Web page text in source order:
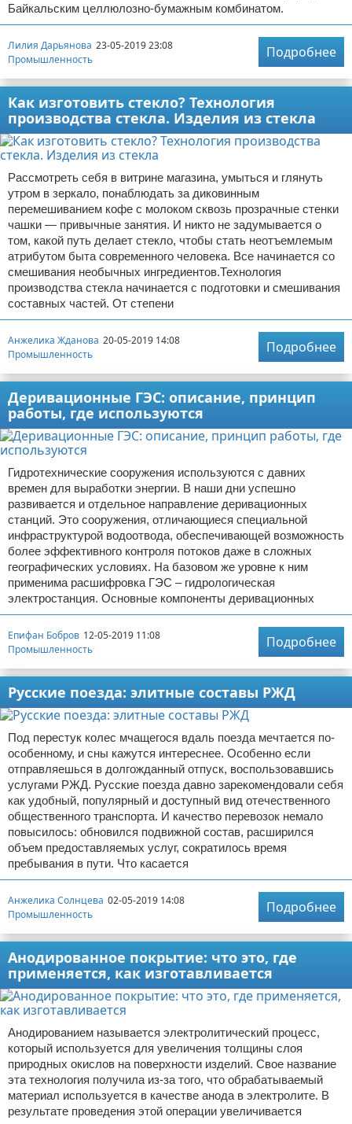
Байкальским целлюлозно-бумажным комбинатом.
Лилия Дарьянова 23-05-2019 23:08
Промышленность
Подробнее
Как изготовить стекло? Технология
производства стекла. Изделия из стекла
Рассмотреть себя в витрине магазина, умыться и глянуть
утром в зеркало, понаблюдать за диковинным
перемешиванием кофе с молоком сквозь прозрачные стенки
чашки — привычные занятия. И никто не задумывается о
том, какой путь делает стекло, чтобы стать неотъемлемым
атрибутом быта современного человека. Все начинается со
смешивания необычных ингредиентов.Технология
производства стекла начинается с подготовки и смешивания
составных частей. От степени
Анжелика Жданова 20-05-2019 14:08
Промышленность
Подробнее
Деривационные ГЭС: описание, принцип
работы, где используются
Гидротехнические сооружения используются с давних
времен для выработки энергии. В наши дни успешно
развивается и отдельное направление деривационных
станций. Это сооружения, отличающиеся специальной
инфраструктурой водоотвода, обеспечивающей возможность
более эффективного контроля потоков даже в сложных
географических условиях. На базовом же уровне к ним
применима расшифровка ГЭС – гидрологическая
электростанция. Основные компоненты деривационных
Епифан Бобров 12-05-2019 11:08
Промышленность
Подробнее
Русские поезда: элитные составы РЖД
Под перестук колес мчащегося вдаль поезда мечтается по-
особенному, и сны кажутся интереснее. Особенно если
отправляешься в долгожданный отпуск, воспользовавшись
услугами РЖД. Русские поезда давно зарекомендовали себя
как удобный, популярный и доступный вид отечественного
общественного транспорта. И качество перевозок немало
повысилось: обновился подвижной состав, расширился
объем предоставляемых услуг, сократилось время
пребывания в пути. Что касается
Анжелика Солнцева 02-05-2019 14:08
Промышленность
Подробнее
Анодированное покрытие: что это, где
применяется, как изготавливается
Анодированием называется электролитический процесс,
который используется для увеличения толщины слоя
природных окислов на поверхности изделий. Свое название
эта технология получила из-за того, что обрабатываемый
материал используется в качестве анода в электролите. В
результате проведения этой операции увеличивается